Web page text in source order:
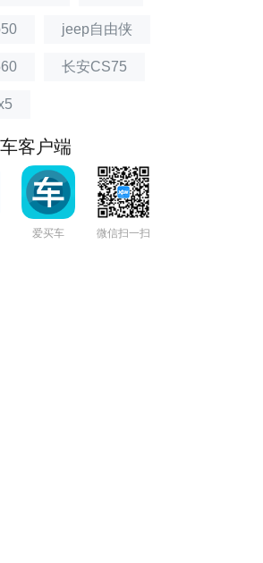
jeep自由侠
长安CS75
客户端
爱买车 微信扫一扫